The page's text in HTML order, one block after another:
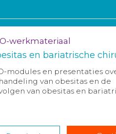
werkmateriaal
en bariatrische
modules en presentaties
van obesitas en de
van obesitas en